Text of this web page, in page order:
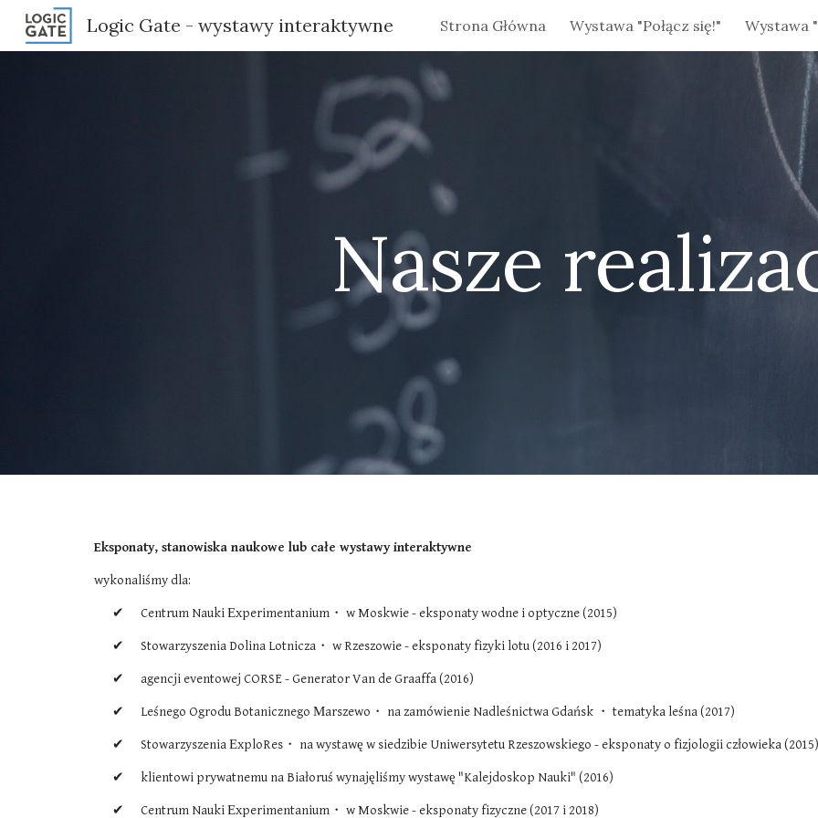
Skip to main content Skip to
Logic Gate - wystawy interaktywne Strona Główna Wystawa "Połącz się!" Wystawa
Nasze
Eksponaty, stanowiska naukowe lub całe wystawy interaktywne
wykonaliśmy dla:
✔      Centrum Nauki Еxperimentanium・ w Moskwie - eksponaty wodne i optyczne (2015)
✔      Stowarzyszenia Dolina Lotnicza・ w Rzeszowie - eksponaty fizyki lotu (2016 i 2017)
✔      agencji eventowej CORSE - Generator Van de Graaffa (2016)
✔      Leśnego Ogrodu Botanicznego Мarszewo・ na zamówienie Nadleśnictwa Gdańsk ・ tematyka leśna (2017)
✔      Stowarzyszenia ЕxploRes・ na wystawę w siedzibie Uniwersytetu Rzeszowskiego - eksponaty o fizjologii człowieka (2015)
✔      klientowi prywatnemu na Białoruś wynajęliśmy wystawę "Kalejdoskop Nauki" (2016)
✔      Centrum Nauki Еxperimentanium・ w Moskwie - eksponaty fizyczne (2017 i 2018)